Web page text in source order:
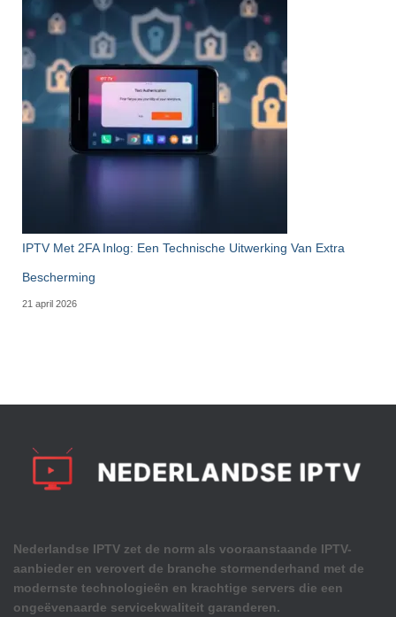
IPTV Met 2FA Inlog: Een Technische Uitwerking Van Extra
Bescherming
21 april 2026
Nederlandse IPTV zet de norm als vooraanstaande IPTV-
aanbieder en verovert de branche stormenderhand met de
modernste technologieën en krachtige servers die een
ongeëvenaarde servicekwaliteit garanderen.